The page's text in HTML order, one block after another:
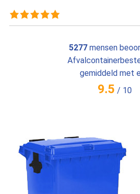
10
5277mensen
gemiddeld met
9.5 / 10